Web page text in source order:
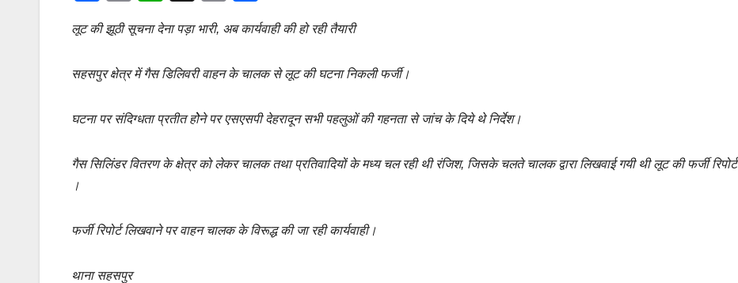
c
e
b
o
k
ail at
s
p
p
y
n
h
ar
e
लूट की झूठी सूचना देना पड़ा भारी, अब कार्यवाही की हो रही तैयारी
सहसपुर क्षेत्र में गैस डिलिवरी वाहन के चालक से लूट की घटना निकली फर्जी।
घटना पर संदिग्धता प्रतीत होेने पर एसएसपी देहरादून सभी पहलुओं की गहनता से जांच के दिये थे निर्देश।
गैस सिलिंडर वितरण के क्षेत्र को लेकर चालक तथा प्रतिवादियों के मध्य चल रही थी रंजिश, जिसके चलते चालक द्वारा लिखवाई गयी थी लूट की फर्जी रिपोर्ट
।
फर्जी रिपोर्ट लिखवाने पर वाहन चालक के विरूद्ध की जा रही कार्यवाही।
थाना सहसपुर